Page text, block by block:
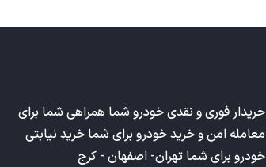
خریدار فوری و نقدی خودرو شما همراهی شما برای
معامله امن و خرید خودرو برای شما خرید نیابتی
خودرو برای شما تهران- اصفهان - کرج